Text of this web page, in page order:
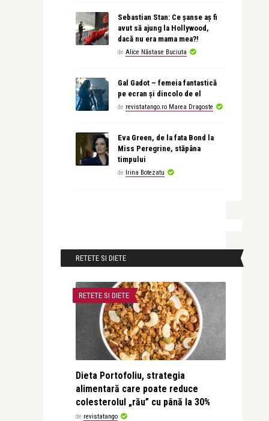
Sebastian Stan: Ce șanse aș fi
avut să ajung la Hollywood,
dacă nu era mama mea?!
de Alice Năstase Buciuta
Gal Gadot – femeia fantastică
pe ecran și dincolo de el
de revistatango.ro Marea Dragoste
Eva Green, de la fata Bond la
Miss Peregrine, stăpâna
timpului
de Irina Botezatu
RETETE SI DIETE
RETETE SI DIETE
Dieta Portofoliu, strategia
alimentară care poate reduce
colesterolul „rău” cu până la 30%
de revistatango